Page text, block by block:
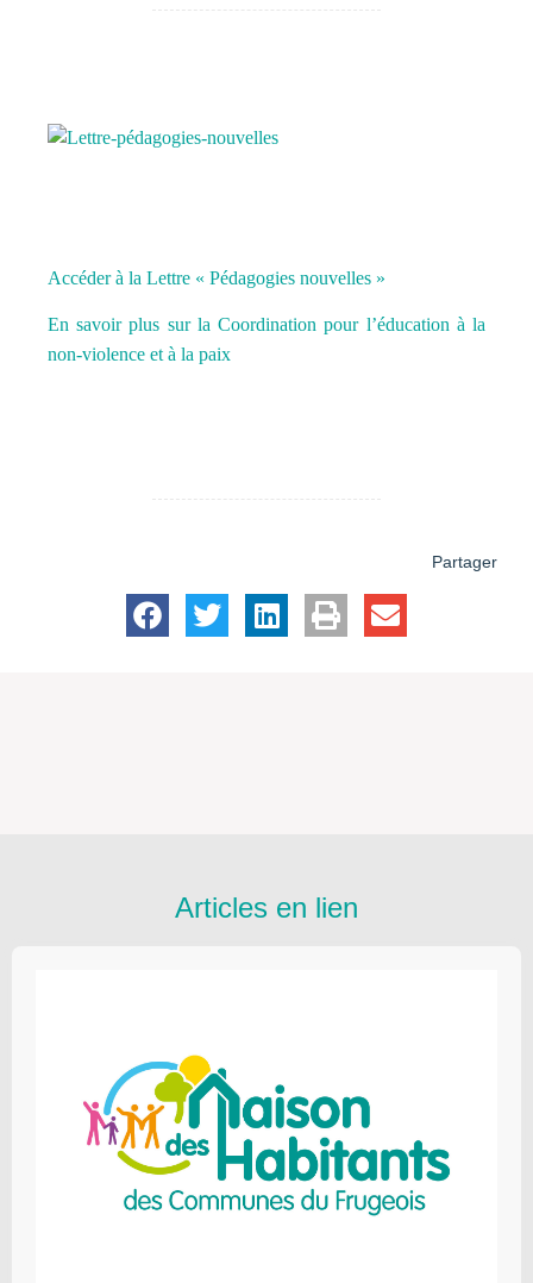
Accéder à la Lettre « Pédagogies nouvelles »
En savoir plus sur la Coordination pour l’éducation à la
non-violence et à la paix
Partager
Articles en lien